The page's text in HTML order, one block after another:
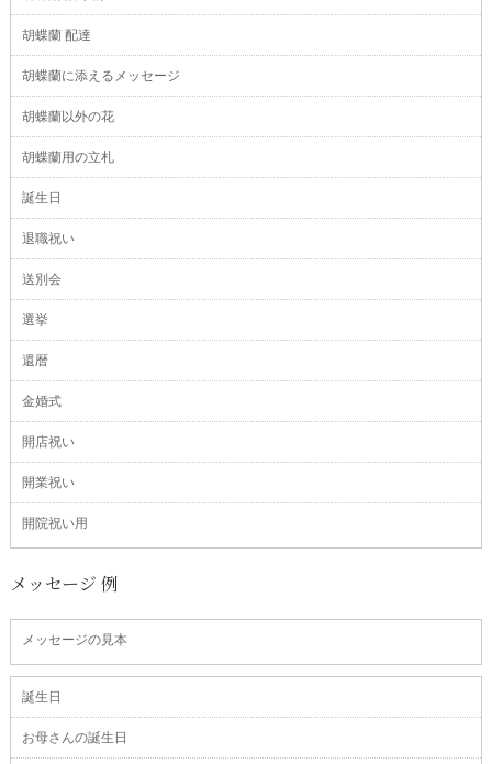
胡蝶蘭 配達
胡蝶蘭に添えるメッセージ
胡蝶蘭以外の花
胡蝶蘭用の立札
誕生日
退職祝い
送別会
選挙
還暦
金婚式
開店祝い
開業祝い
開院祝い用
メッセージ 例
メッセージの見本
誕生日
お母さんの誕生日